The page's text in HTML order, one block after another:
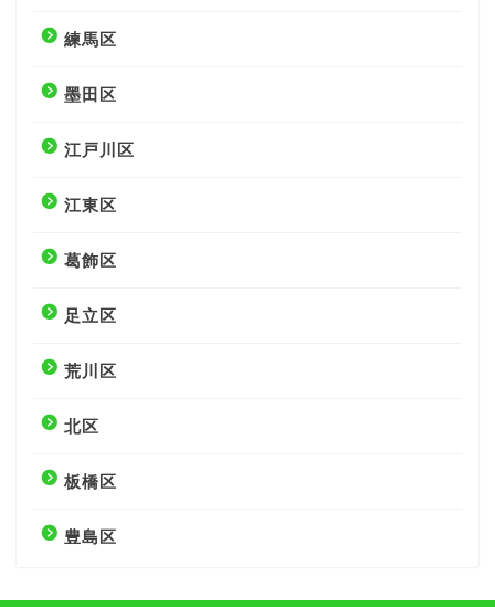
練馬区
墨田区
江戸川区
江東区
葛飾区
足立区
荒川区
北区
板橋区
豊島区